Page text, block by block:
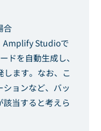
合
Amplify Studioで
ドを自動生成し、
します。なお、こ
ョンなど、バッ
当すると考えら